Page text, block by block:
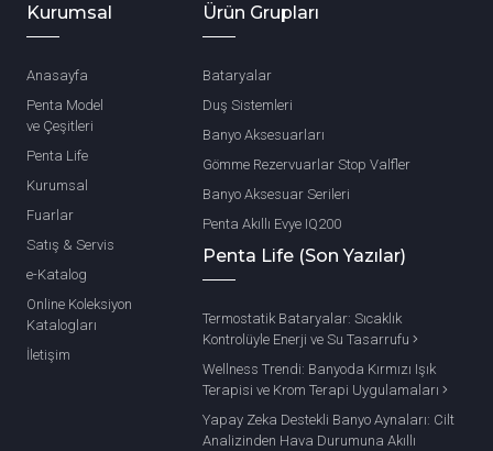
Kurumsal
Anasayfa
Penta Model
ve Çeşitleri
Penta Life
Kurumsal
Fuarlar
Satış & Servis
e-Katalog
Online Koleksiyon
Katalogları
İletişim
Ürün Grupları
Bataryalar
Duş Sistemleri
Banyo Aksesuarları
Gömme Rezervuarlar Stop Valfler
Banyo Aksesuar Serileri
Penta Akıllı Evye IQ200
Penta Life (Son Yazılar)
Termostatik Bataryalar: Sıcaklık
Kontrolüyle Enerji ve Su Tasarrufu
Wellness Trendi: Banyoda Kırmızı Işık
Terapisi ve Krom Terapi Uygulamaları
Yapay Zeka Destekli Banyo Aynaları: Cilt
Analizinden Hava Durumuna Akıllı